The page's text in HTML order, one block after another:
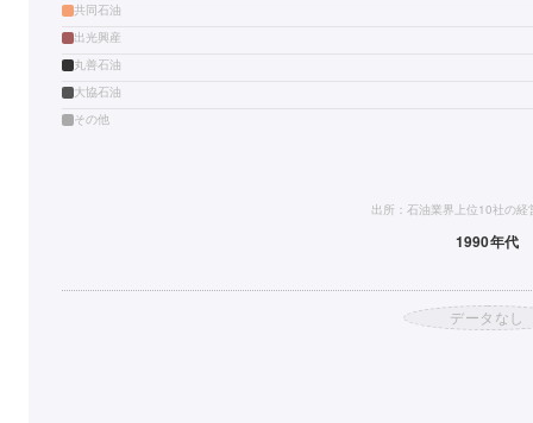
共同石油
出光興産
丸善石油
大協石油
その他
出所：石油業界上位10社の経
1990年代
データなし